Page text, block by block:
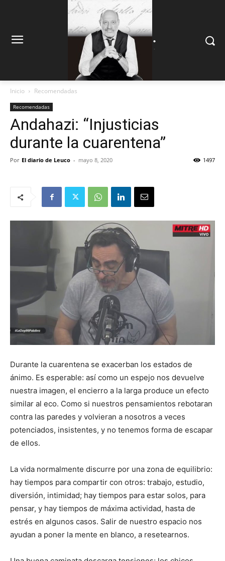
.
Inicio Recomendadas
Recomendadas
Andahazi: “Injusticias
durante la cuarentena”
Por El diario de Leuco - mayo 8, 2020 1497
Durante la cuarentena se exacerban los estados de
ánimo. Es esperable: así como un espejo nos devuelve
nuestra imagen, el encierro a la larga produce un efecto
similar al eco. Como si nuestros pensamientos rebotaran
contra las paredes y volvieran a nosotros a veces
potenciados, insistentes, y no tenemos forma de escapar
de ellos.
La vida normalmente discurre por una zona de equilibrio:
hay tiempos para compartir con otros: trabajo, estudio,
diversión, intimidad; hay tiempos para estar solos, para
pensar, y hay tiempos de máxima actividad, hasta de
estrés en algunos casos. Salir de nuestro espacio nos
ayudan a poner la mente en blanco, a resetearnos.